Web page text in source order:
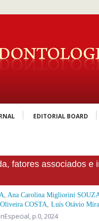
EDITORIAL BOARD
fatores associados
, Ana Carolina Migliorini
COSTA, Luís Otávio
p.0, 2024